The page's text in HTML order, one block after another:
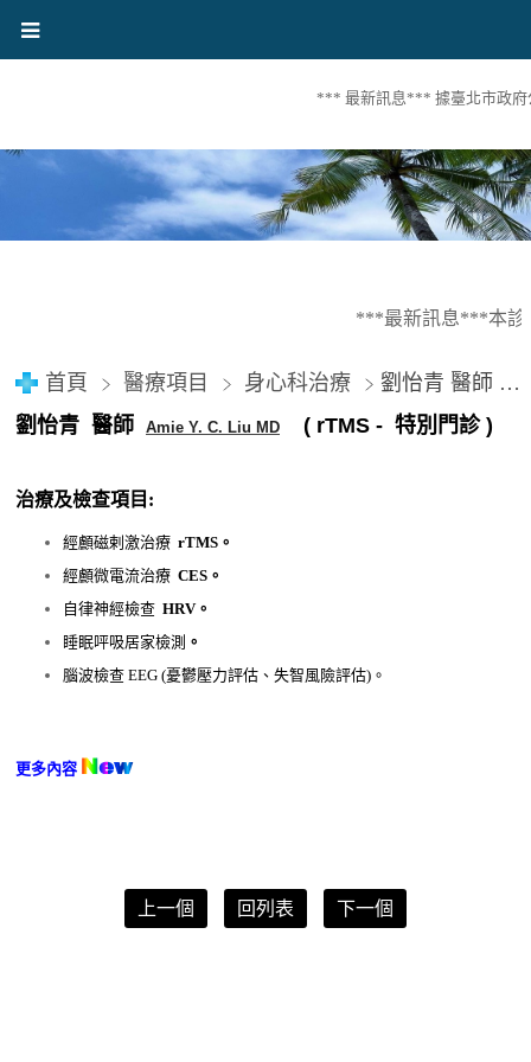
*** 最新訊息*** 據臺北市政府
***最新訊息***本診
首頁 醫療項目 身心科治療
劉怡青 醫師 Amie Y. C. Liu MD. ( rTMS - 特別門診 )
劉怡青 醫師
Amie Y. C. Liu MD ( rTMS - 特別門診 )
治療及檢查項目:
經顱磁剌激治療 rTMS。
經顱微電流治療 CES 。
自律神經檢查 HRV。
睡眠呯吸居家檢測 。
腦波檢查 EEG (憂鬱壓力評估 、失智風險評估)。
更多內容
上一個 回列表 下一個